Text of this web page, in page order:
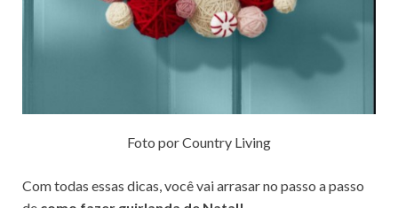
Foto por Country Living
Com todas essas dicas, você vai arrasar no passo a passo